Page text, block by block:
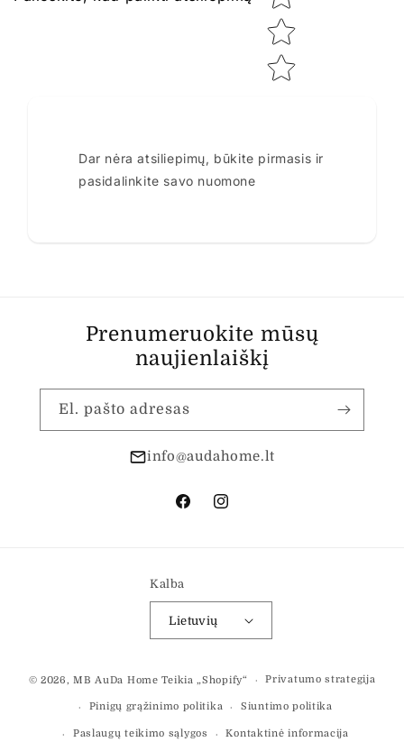
Dar nėra atsiliepimų, būkite pirmasis ir
pasidalinkite savo nuomone
Prenumeruokite mūsų
naujienlaiškį
El. pašto adresas
info@audahome.lt
„Facebook“„Instagram“
Kalba
Lietuvių
būdai
© 2026,MB AuDa Home Teikia „Shopify“ Privatumo strategija
Pinigų grąžinimo politika Siuntimo politika
Paslaugų teikimo sąlygos Kontaktinė informacija